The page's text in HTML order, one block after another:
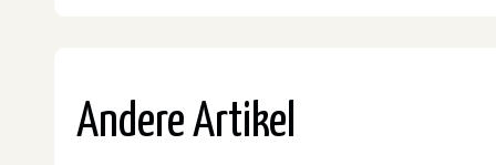
Andere Artikel